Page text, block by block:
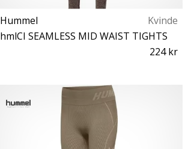
Hummel
Kvinde
hmlCI SEAMLESS MID WAIST TIGHTS
224 kr
XS S M